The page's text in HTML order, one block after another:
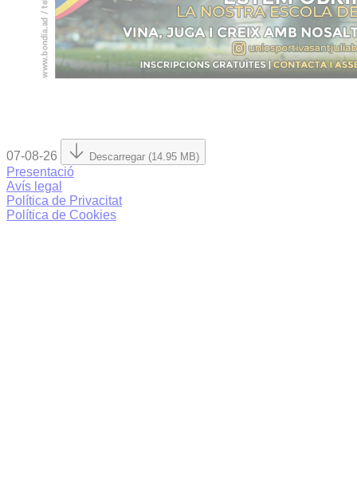
07-08-26 Descarregar (14.95 MB)
Presentació
Avís legal
Política de Privacitat
Política de Cookies